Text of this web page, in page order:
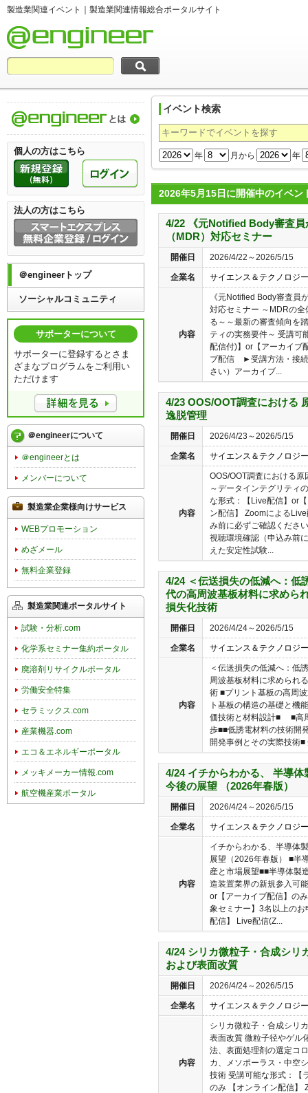
製造業関連イベント｜製造業関連情報総合ポータルサイト
イベント検索
年 月から 年
2026年5月15日に開催中のイベン
4/22 《元Notified Body審査
（MDR）対応セミナー
開催日 2026/4/22～2026/5/15
企業名 サイエンス＆テクノロジ
内容
《元Notified Body審査員
対応セミナー ～MDRの
る～～最新の審査傾向を
ティの実務要件～ 受講可
配信付)】or【アーカイブ
ブ配信 ►受講方法・接続
さい）アーカイブ...
4/23 OOS/OOT調査における
逸脱管理
開催日 2026/4/23～2026/5/15
企業名 サイエンス＆テクノロジ
内容
OOS/OOT調査における
～データインテグリティ
な形式：【Live配信】or
ン配信】 Zoomによる
み前に必ずご確認くだ
視聴環境確認（申込み前
えた安定性試験...
4/24 ＜伝送損失の低減へ：低
代の高周波基板材料に求めら
損失化技術
開催日 2026/4/24～2026/5/15
企業名 サイエンス＆テクノロジ
内容
＜伝送損失の低減へ：低
周波基板材料に求められ
術 ■プリント基板の高周
ト基板の構造の基礎と機
価技術と材料設計■ ■高
歩■■低誘電材料の技術開
開発事例とその実際技術■
4/24 イチからわかる、 半導
今後の展望 （2026年春版）
開催日 2026/4/24～2026/5/15
企業名 サイエンス＆テクノロジ
内容
イチからわかる、半導体
展望（2026年春版） ■半
産と市場展望■■半導体製
造装置業界の新規参入可
or【アーカイブ配信】の
象セミナー】3名以上の
配信】 Live配信(Z...
4/24 シリカ微粒子・合成シリ
および表面改質
開催日 2026/4/24～2026/5/15
企業名 サイエンス＆テクノロジ
内容
シリカ微粒子・合成シリ
表面改質 微粒子径やゲル
法、表面処理剤の選定コ
カ、メソポーラス・中空
技術 受講可能な形式：【
のみ 【オンライン配信
製造業関連情報総合ポータルサイト＠
個人の方はこちら
法人の方はこちら
＠engineerトップ
ソーシャルコミュニティ
サポーターについて
サポーターに登録するとさま
ざまなプログラムをご利用い
ただけます
＠engineerについて
＠engineerとは
メンバーについて
製造業企業様向けサービス
WEBプロモーション
めざメール
無料企業登録
製造業関連ポータルサイト
試験・分析.com
化学系セミナー集約ポータル
廃溶剤リサイクルポータル
労働安全特集
セラミックス.com
産業機器.com
エコ＆エネルギーポータル
メッキメーカー情報.com
航空機産業ポータル